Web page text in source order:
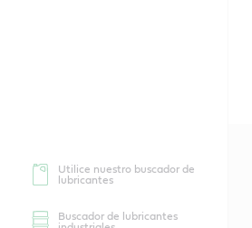
Utilice nuestro buscador de
lubricantes
Buscador de lubricantes